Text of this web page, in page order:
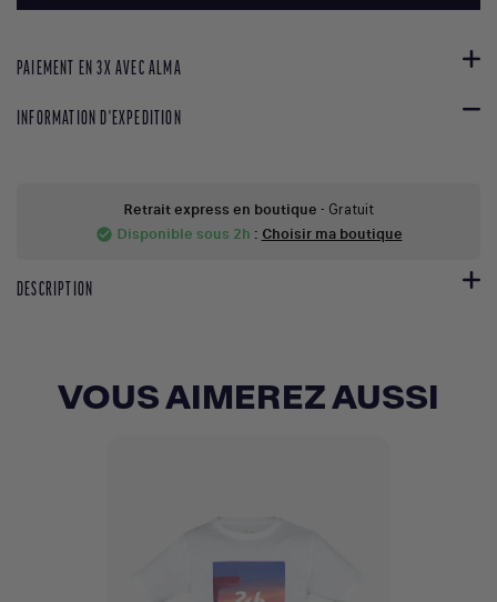
PAIEMENT EN 3X AVEC ALMA
INFORMATION D'EXPEDITION
Retrait express en boutique - Gratuit
check_circle Disponible sous 2h : Choisir ma boutique
DESCRIPTION
VOUS AIMEREZ AUSSI